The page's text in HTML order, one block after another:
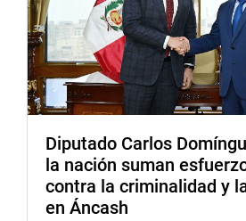
experiencias profesionales o
también exministra de la Mujer.
PANELISTAS
Durante el foro «Mujeres
Villanueva, fundadora y gerente
Blanca Chávez Chávez, dueña del
presidenta de la Asociación
Restaurantes; y César Acuña
Diputado Carlos
la nación suman
contra la criminalidad y
en Áncash